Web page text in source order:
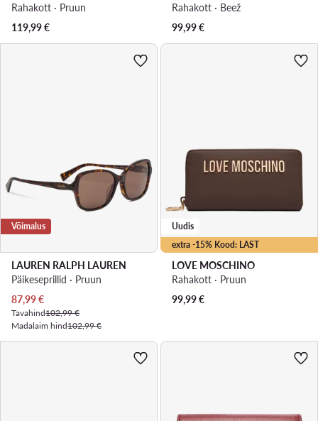
Rahakott · Pruun
119,99€
Rahakott · Beež
99,99€
Võimalus
LAUREN RALPH LAUREN
Päikeseprillid · Pruun
Praegune hind
87,99€
Tavahind102,99 €
Madalaim hind102,99 €
extra -15% Kood: LAST
Uudis
LOVE MOSCHINO
Rahakott · Pruun
99,99€